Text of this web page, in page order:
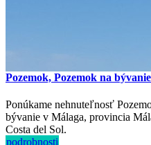
Pozemok, Pozemok na
Ponúkame nehnuteľnosť
bývanie v Málaga, provincia
Costa del Sol.
podrobnosti